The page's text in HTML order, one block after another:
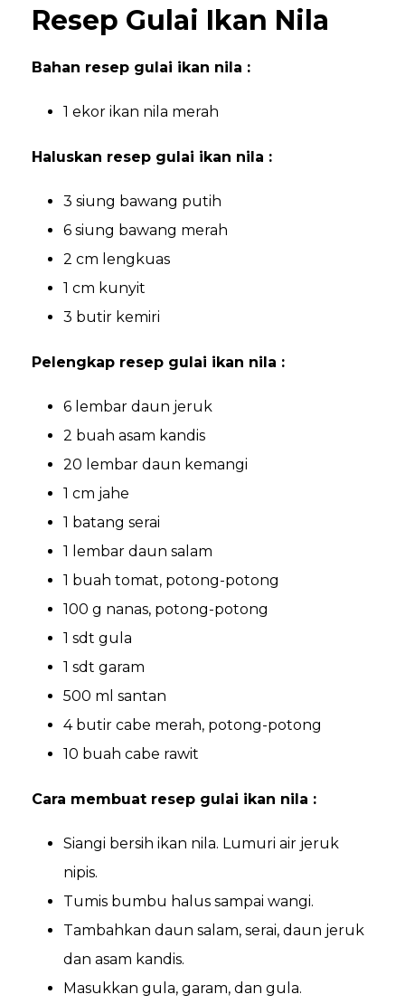
Resep Gulai Ikan Nila
Bahan resep gulai ikan nila :
1 ekor ikan nila merah
Haluskan resep gulai ikan nila :
3 siung bawang putih
6 siung bawang merah
2 cm lengkuas
1 cm kunyit
3 butir kemiri
Pelengkap resep gulai ikan nila :
6 lembar daun jeruk
2 buah asam kandis
20 lembar daun kemangi
1 cm jahe
1 batang serai
1 lembar daun salam
1 buah tomat, potong-potong
100 g nanas, potong-potong
1 sdt gula
1 sdt garam
500 ml santan
4 butir cabe merah, potong-potong
10 buah cabe rawit
Cara membuat resep gulai ikan nila :
Siangi bersih ikan nila. Lumuri air jeruk
nipis.
Tumis bumbu halus sampai wangi.
Tambahkan daun salam, serai, daun jeruk
dan asam kandis.
Masukkan gula, garam, dan gula.